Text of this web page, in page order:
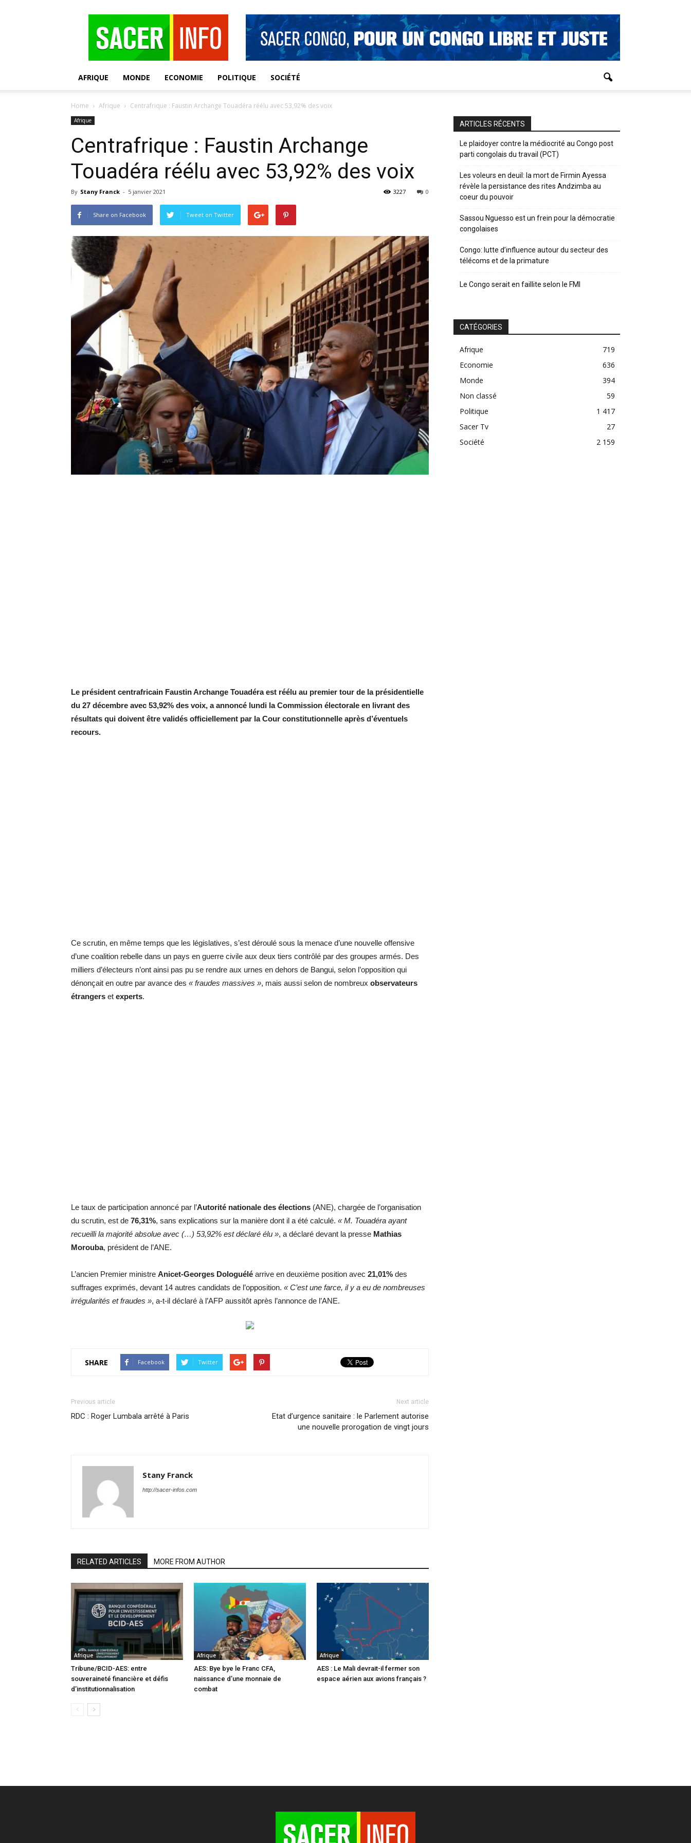
AFRIQUE MONDE ECONOMIE POLITIQUE SOCIÉTÉ
Home Afrique Centrafrique : Faustin Archange Touadéra réélu avec 53,92% des voix
Afrique
Centrafrique : Faustin Archange
Touadéra réélu avec 53,92% des voix
By Stany Franck - 5 janvier 2021 0
3227
Share on Facebook Tweet on Twitter
Le président centrafricain Faustin Archange Touadéra est réélu au premier tour de la présidentielle
du 27 décembre avec 53,92% des voix, a annoncé lundi la Commission électorale en livrant des
résultats qui doivent être validés officiellement par la Cour constitutionnelle après d’éventuels
recours.
Ce scrutin, en même temps que les législatives, s’est déroulé sous la menace d’une nouvelle offensive
d’une coalition rebelle dans un pays en guerre civile aux deux tiers contrôlé par des groupes armés. Des
milliers d’électeurs n’ont ainsi pas pu se rendre aux urnes en dehors de Bangui, selon l’opposition qui
dénonçait en outre par avance des « fraudes massives », mais aussi selon de nombreux observateurs
étrangers et experts.
Le taux de participation annoncé par l’Autorité nationale des élections (ANE), chargée de l’organisation
du scrutin, est de 76,31%, sans explications sur la manière dont il a été calculé. « M. Touadéra ayant
recueilli la majorité absolue avec (…) 53,92% est déclaré élu », a déclaré devant la presse Mathias
Morouba, président de l’ANE.
L’ancien Premier ministre Anicet-Georges Dologuélé arrive en deuxième position avec 21,01% des
suffrages exprimés, devant 14 autres candidats de l’opposition. « C’est une farce, il y a eu de nombreuses
irrégularités et fraudes », a-t-il déclaré à l’AFP aussitôt après l’annonce de l’ANE.
SHARE Facebook Twitter
Previous article
RDC : Roger Lumbala arrêté à Paris
Next article
Etat d’urgence sanitaire : le Parlement autorise
une nouvelle prorogation de vingt jours
Stany Franck
http://sacer-infos.com
RELATED ARTICLES MORE FROM AUTHOR
Afrique
Tribune/BCID-AES: entre
souveraineté financière et défis
d’institutionnalisation
Afrique
AES: Bye bye le Franc CFA,
naissance d’une monnaie de
combat
Afrique
AES : Le Mali devrait-il fermer son
espace aérien aux avions français ?
ARTICLES RÉCENTS
Le plaidoyer contre la médiocrité au Congo post
parti congolais du travail (PCT)
Les voleurs en deuil: la mort de Firmin Ayessa
révèle la persistance des rites Andzimba au
coeur du pouvoir
Sassou Nguesso est un frein pour la démocratie
congolaises
Congo: lutte d’influence autour du secteur des
télécoms et de la primature
Le Congo serait en faillite selon le FMI
CATÉGORIES
Afrique
719
Economie
636
Monde
394
Non classé
59
Politique
1 417
Sacer Tv
27
Société
2 159